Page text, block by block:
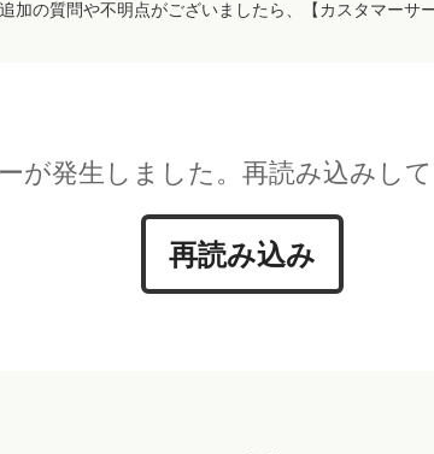
加の質問や不明点がございましたら、【カスタマー
が発生しました。再読み込みし
再読み込み